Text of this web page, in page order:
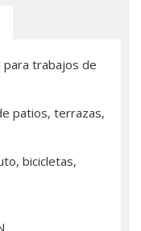
para trabajos de
patios, terrazas,
bicicletas,